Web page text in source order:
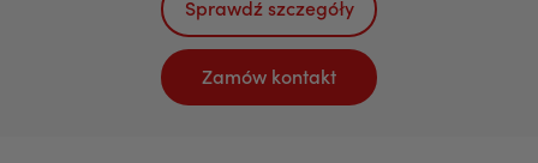
Sprawdź szczegóły
Zamów kontakt